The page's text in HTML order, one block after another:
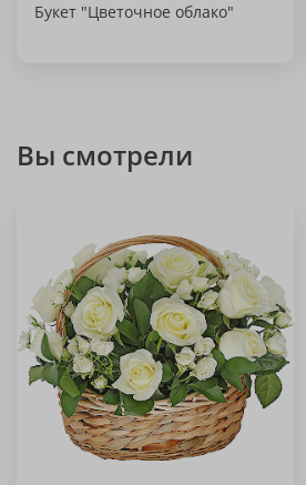
Букет "Цветочное облако"
Вы смотрели